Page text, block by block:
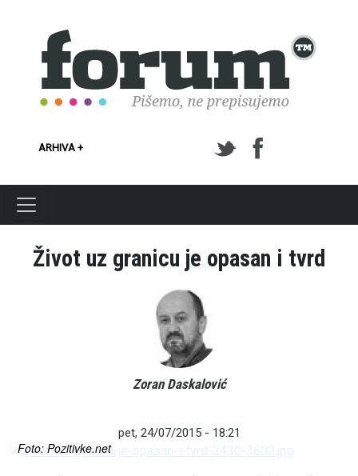
ARHIVA +
Život uz granicu je opasan i tvrd
Zoran Daskalović
pet, 24/07/2015 - 18:21
Na moru granica mora ići sredinom Savudrijsko/Piranskog
zaljeva, istarskim kopnom granica se treba držati korita rijeke
Slovenija imala kao članica jugoslavenske federacije...
Foto: Pozitivke.net